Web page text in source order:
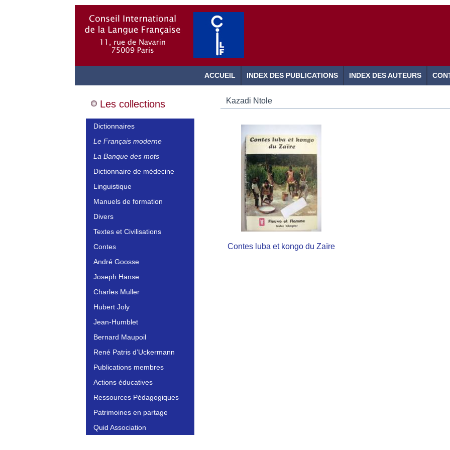
ACCUEIL INDEX DES PUBLICATIONS INDEX DES AUTEURS
Les collections
Dictionnaires
Le Français moderne
La Banque des mots
Dictionnaire de médecine
Linguistique
Manuels de formation
Divers
Textes et Civilisations
Contes
André Goosse
Joseph Hanse
Charles Muller
Hubert Joly
Jean-Humblet
Bernard Maupoil
René Patris d’Uckermann
Publications membres
Actions éducatives
Ressources Pédagogiques
Patrimoines en partage
Quid Association
Kazadi Ntole
Contes luba et kongo du Zaïre